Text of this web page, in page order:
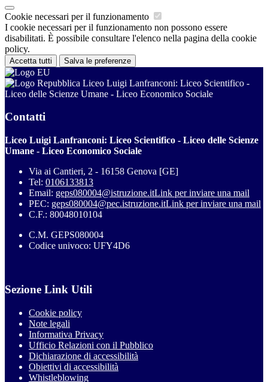
Cookie necessari per il funzionamento
I cookie necessari per il funzionamento non possono essere
disabilitati. È possibile consultare l'elenco nella pagina della cookie
policy.
Accetta tutti Salva le preferenze
Liceo Luigi Lanfranconi: Liceo Scientifico -
Liceo delle Scienze Umane - Liceo Economico Sociale
Contatti
Liceo Luigi Lanfranconi: Liceo Scientifico - Liceo delle Scienze
Umane - Liceo Economico Sociale
Via ai Cantieri, 2 - 16158 Genova [GE]
Tel: 0106133813
Email: geps080004@istruzione.itLink per inviare una mail
PEC: geps080004@pec.istruzione.itLink per inviare una mail
C.F.: 80048010104
C.M. GEPS080004
Codice univoco: UFY4D6
Sezione Link Utili
Cookie policy
Note legali
Informativa Privacy
Ufficio Relazioni con il Pubblico
Dichiarazione di accessibilità
Obiettivi di accessibilità
Whistleblowing